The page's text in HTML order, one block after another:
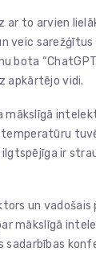
to arvien
veic
apkārtējo vidi.
mākslīgā
ir
un vadošais
mākslīgā